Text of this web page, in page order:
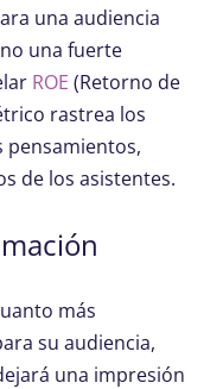
una audiencia
una fuerte
ROE (Retorno de
rastrea los
pensamientos,
de los asistentes.
más
su audiencia,
una impresión